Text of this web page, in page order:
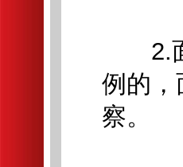
2.面
例的，
察。